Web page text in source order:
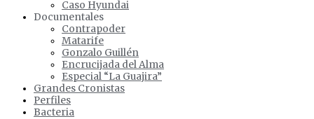
Caso Hyundai
Documentales
Contrapoder
Matarife
Gonzalo Guillén
Encrucijada del Alma
Especial “La Guajira”
Grandes Cronistas
Perfiles
Bacteria